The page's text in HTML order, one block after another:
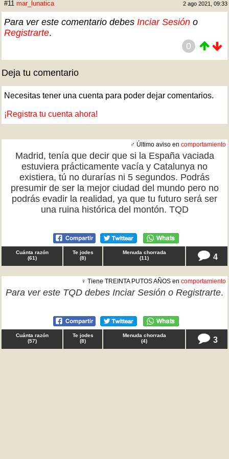
#11 mar_lunatica 2 ago 2021, 09:33
Para ver este comentario debes Inciar Sesión o
Registrarte.
0
Deja tu comentario
Necesitas tener una cuenta para poder dejar comentarios.
¡Registra tu cuenta ahora!
♂ Último aviso en comportamiento
Madrid, tenía que decir que si la España vaciada
estuviera prácticamente vacía y Catalunya no
existiera, tú no durarías ni 5 segundos. Podrás
presumir de ser la mejor ciudad del mundo pero no
podrás evadir la realidad, ya que tu futuro será ser
una ruina histórica del montón. TQD
Cuánta razón
(61)
Te jodes
(8)
Menuda chorrada
(11) 4
♀ Tiene TREINTA PUTOS AÑOS en comportamiento
Para ver este TQD debes Inciar Sesión o Registrarte.
Cuánta razón
(57)
Te jodes
(8)
Menuda chorrada
(4) 3